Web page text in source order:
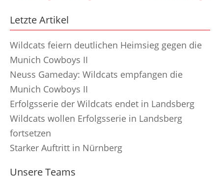
Letzte Artikel
Wildcats feiern deutlichen Heimsieg gegen die
Munich Cowboys II
Neuss Gameday: Wildcats empfangen die
Munich Cowboys II
Erfolgsserie der Wildcats endet in Landsberg
Wildcats wollen Erfolgsserie in Landsberg
fortsetzen
Starker Auftritt in Nürnberg
Unsere Teams